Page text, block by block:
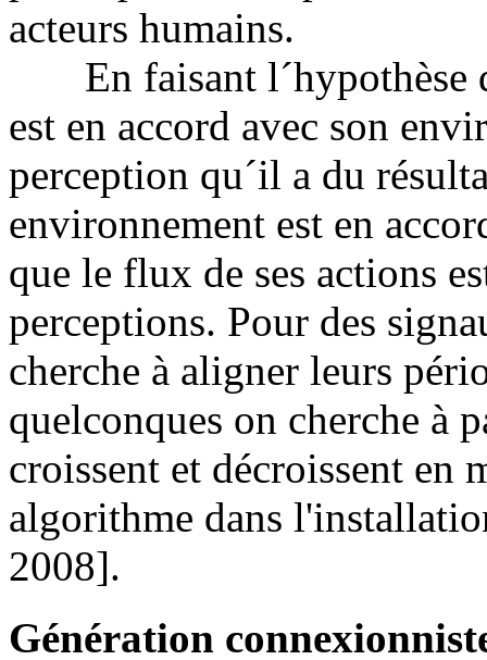
acteurs humains.
En faisant l´hypothèse
est en accord avec son
perception qu´il a du
environnement est en
que le flux de ses actions
perceptions. Pour des
cherche à aligner leurs
quelconques on cherche à
croissent et décroissent en
algorithme dans
2008].
Génération